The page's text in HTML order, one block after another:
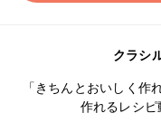
クラシ
「きちんとおいしく作
作れるレシピ